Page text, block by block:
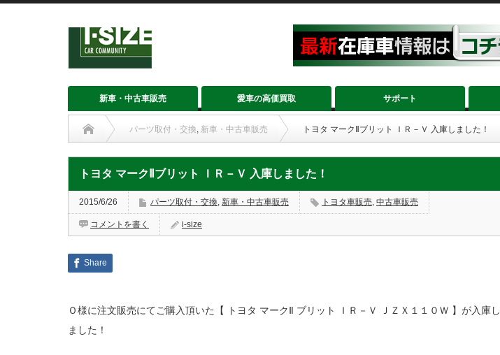
新車・中古車販売 愛車の高価買取 サポート
パーツ取付・交換, 新車・中古車販売 トヨタ マークⅡブリット ＩＲ－Ｖ 入庫しました！
トヨタ マークⅡブリット ＩＲ－Ｖ 入庫しました！
2015/6/26 パーツ取付・交換, 新車・中古車販売 トヨタ車販売, 中古車販売
コメントを書く i-size
Share
Ｏ様に注文販売にてご購入頂いた【 トヨタ マークⅡ ブリット ＩＲ－Ｖ ＪＺＸ１１０Ｗ 】が入庫し
ました！